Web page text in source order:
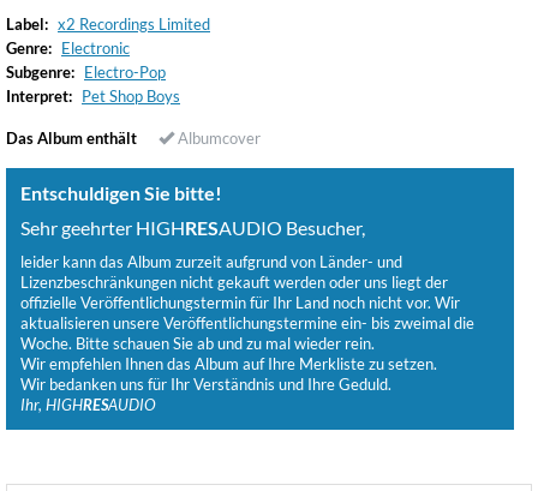
Label: x2 Recordings Limited
Genre: Electronic
Subgenre: Electro-Pop
Interpret: Pet Shop Boys
Das Album enthält Albumcover
Entschuldigen Sie bitte!
Sehr geehrter HIGHRESAUDIO Besucher,
leider kann das Album zurzeit aufgrund von Länder- und
Lizenzbeschränkungen nicht gekauft werden oder uns liegt der
offizielle Veröffentlichungstermin für Ihr Land noch nicht vor. Wir
aktualisieren unsere Veröffentlichungstermine ein- bis zweimal die
Woche. Bitte schauen Sie ab und zu mal wieder rein.
Wir empfehlen Ihnen das Album auf Ihre Merkliste zu setzen.
Wir bedanken uns für Ihr Verständnis und Ihre Geduld.
Ihr, HIGHRESAUDIO